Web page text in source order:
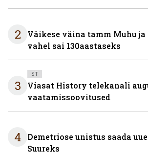
2
Väikese väina tamm Muhu ja
vahel sai 130aastaseks
3
ST
Viasat History telekanali
vaatamissoovitused
4
Demetriose unistus saada
Suureks